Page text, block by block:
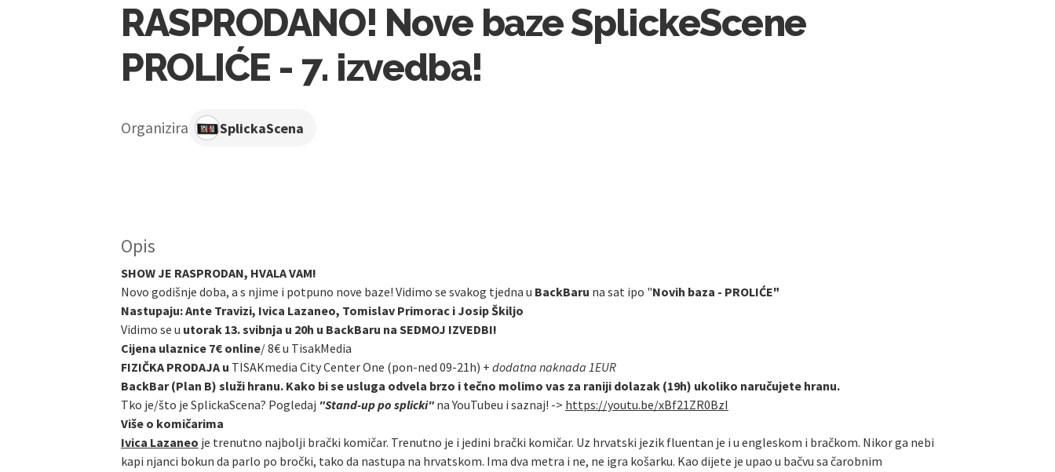
RASPRODANO! Nove baze SplickeScene
PROLIĆE - 7. izvedba!
Organizira SplickaScena
Opis
SHOW JE RASPRODAN, HVALA VAM!
Novo godišnje doba, a s njime i potpuno nove baze! Vidimo se svakog tjedna u BackBaru na sat ipo "Novih baza - PROLIĆE"
Nastupaju: Ante Travizi, Ivica Lazaneo, Tomislav Primorac i Josip Škiljo
Vidimo se u utorak 13. svibnja u 20h u BackBaru na SEDMOJ IZVEDBI!
Cijena ulaznice 7€ online/8€ u TisakMedia
FIZIČKA PRODAJA u TISAKmedia City Center One (pon-ned 09-21h) + dodatna naknada 1EUR
BackBar (Plan B) služi hranu. Kako bi se usluga odvela brzo i tečno molimo vas za raniji dolazak (19h) ukoliko naručujete hranu.
Tko je/što je SplickaScena? Pogledaj "Stand-up po splicki" na YouTubeu i saznaj! -> https://youtu.be/xBf21ZR0BzI
Više o komičarima
Ivica Lazaneo je trenutno najbolji brački komičar. Trenutno je i jedini brački komičar. Uz hrvatski jezik fluentan je i u engleskom i bračkom. Nikor ga nebi
kapi njanci bokun da parlo po bročki, tako da nastupa na hrvatskom. Ima dva metra i ne, ne igra košarku. Kao dijete je upao u bačvu sa čarobnim